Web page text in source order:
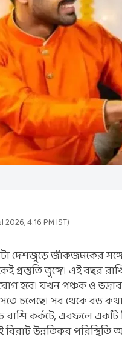
2026, 4:16 PMIST)
দেশজুড়ে জাঁকজমকের
প্রস্তুতি তুঙ্গে। এই বছর
হবে। যখন পঞ্চক ও
চলেছে। সব থেকে বড়
রাশি কর্কটে, এরফলে একটি
উন্নতিকর